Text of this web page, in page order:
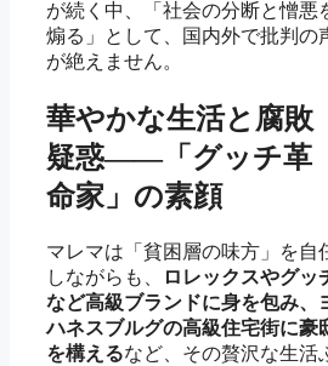
が続く中、「社会の分断と憎悪
煽る」として、国内外で批判の
が絶えません。
華やかな生活と腐敗
疑惑——「グッチ革
命家」の素顔
マレマは「貧困層の味方」を自
しながらも、
ロレックスやグッ
など高級ブランドに身を包み、
ハネスブルグの高級住宅街に豪
を構えるなど、その贅沢な生活